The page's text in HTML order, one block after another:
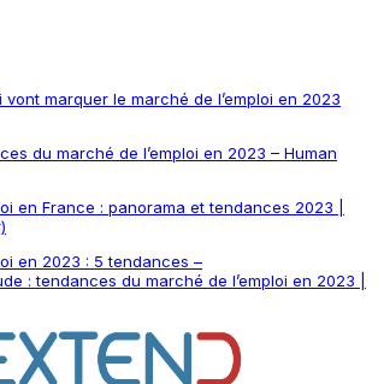
marquer le marché de l’emploi en 2023
du marché de l’emploi en 2023 – Human
en France : panorama et tendances 2023 |
en 2023 : 5 tendances –
: tendances du marché de l’emploi en 2023 |